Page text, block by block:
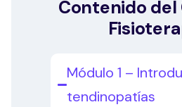
Contenido del
Módulo 1 –
tendinopatías